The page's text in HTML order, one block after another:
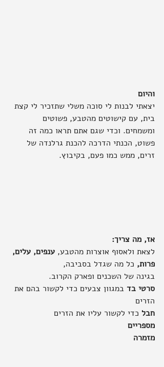
והיום
יצאתי לבנות לי סוכה משלי שתזכיר לי קצת
בית, עם קישוטים מהטבע, פשוטים
ומשמחים. וכדי שגם אתם תראו כמה זה
פשוט, הכנתי הדרכה להכנת גרלנדה של
זרים, ממש כמו פעם, בקיבוץ.
אז, מה צריך:
לצאת ולאסוף אוצרות מהטבע, ענפים, עלים,
פרות, כל מה שגדל בסביבה,
בגינה של השכנים ופארק הקרוב.
סרטי בד במגוון צבעים כדי לקשור בהם את
הזרים
חבל כדי לקשור עליו את הזרים
מספריים
מזמרה